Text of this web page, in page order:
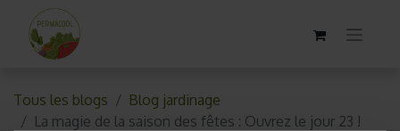
Tous les blogs
Blog jardinage
La magie de la saison des fêtes : Ouvrez le jour 23 !